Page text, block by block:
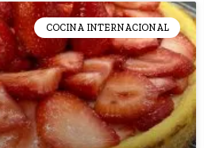
COCINA INTERNACIONAL